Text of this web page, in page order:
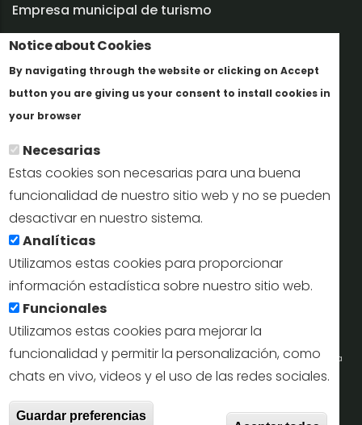
Notice about Cookies
By navigating through the website or clicking on Accept
button you are giving us your consent to install cookies in
your browser
Necesarias
Estas cookies son necesarias para una buena
funcionalidad de nuestro sitio web y no se pueden
desactivar en nuestro sistema.
Analíticas
Utilizamos estas cookies para proporcionar
información estadística sobre nuestro sitio web.
Funcionales
Utilizamos estas cookies para mejorar la
funcionalidad y permitir la personalización, como
chats en vivo, videos y el uso de las redes sociales.
Guardar preferencias
Empresa municipal de turismo
Trabaja con nosotros
Informes y documentación
Perfil del contratante
Oficinas de Turismo
reservas@turismodesegovia.com
info@turismodesegovia.com
Aviso legal |
Portal de la Concejalía de Turismo (Ayuntamiento de Segovia) y la Empresa
Municipal de Turismo de Segovia © 2022
Todos los derechos reservados.